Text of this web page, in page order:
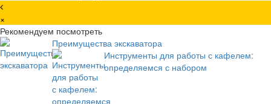
×
Рекомендуем посмотреть
Преимущества экскаватора
Инструменты для работы с кафелем:
определяемся с набором